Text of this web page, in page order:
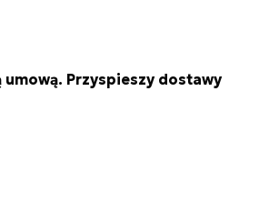
umową. Przyspieszy dostawy